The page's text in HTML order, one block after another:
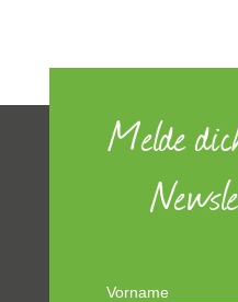
Melde
Vorname